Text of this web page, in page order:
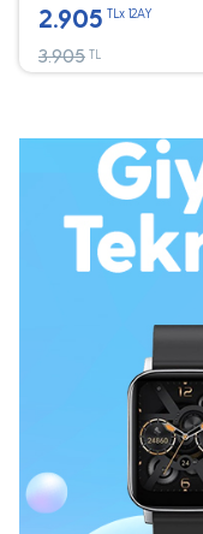
2.905 TLx 12AY
3.905 TL